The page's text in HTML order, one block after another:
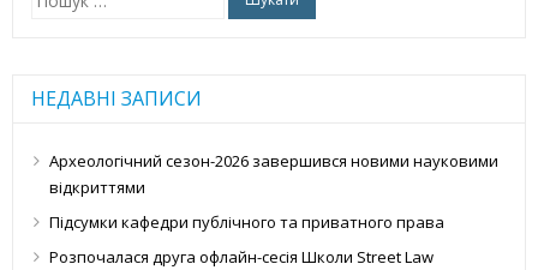
НЕДАВНІ ЗАПИСИ
Археологічний сезон-2026 завершився новими науковими
відкриттями
Підсумки кафедри публічного та приватного права
Розпочалася друга офлайн-сесія Школи Street Law